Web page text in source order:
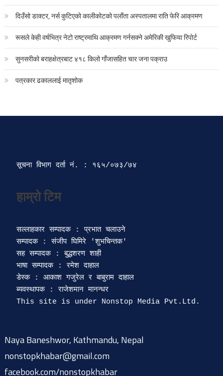
दिउँसो डाक्टर, नर्स कुटिएको कालीकोटको पलाँता अस्पतालमा राति फेरि आक्रमण
रूसले केही वर्षभित्र नेटो राष्ट्रमाथि आक्रमण गर्नसक्ने अमेरिकी खुफिया रिपोर्ट
सुनसरीको बराहक्षेत्रबाट ४१८ किलो गाँजासहित चार जना पक्राउ
पत्रकार ढकाललाई मातृशोक
सूचना विभाग दर्ता‍ नं. : १६५/०७३/७४
हाम्रो टिम
सल्लाहकार सम्पादक : प्रभात चलाउने
सम्पादक : संजीप घिमिरे 'शुभचिन्तक'
सह सम्पादक : बुद्धशरण शाही
भाषा सम्पादक : रमेश दाहाल
डेस्क : आकाश गजुरेल र बाबुराम दाहाल
ब्यवस्थापक : राजेशमान मानन्धर
Naya Baneshwor, Kathmandu, Nepal
nonstopkhabar@gmail.com
facebook.com/nonstopkhabar